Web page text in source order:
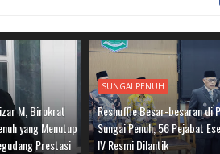
M, Birokrat
yang Menutup
Prestasi
SUNGAI PENUH
Reshuffle Besar-besaran di
Sungai Penuh, 56 Pejabat
IV Resmi Dilantik